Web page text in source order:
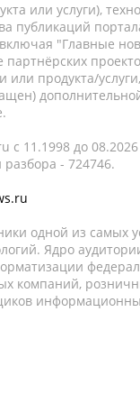
или услуги),
публикаций
"Главные
продукта/
c 11.1998 до
- 724746.
одной из самых
Ядро
компаний,